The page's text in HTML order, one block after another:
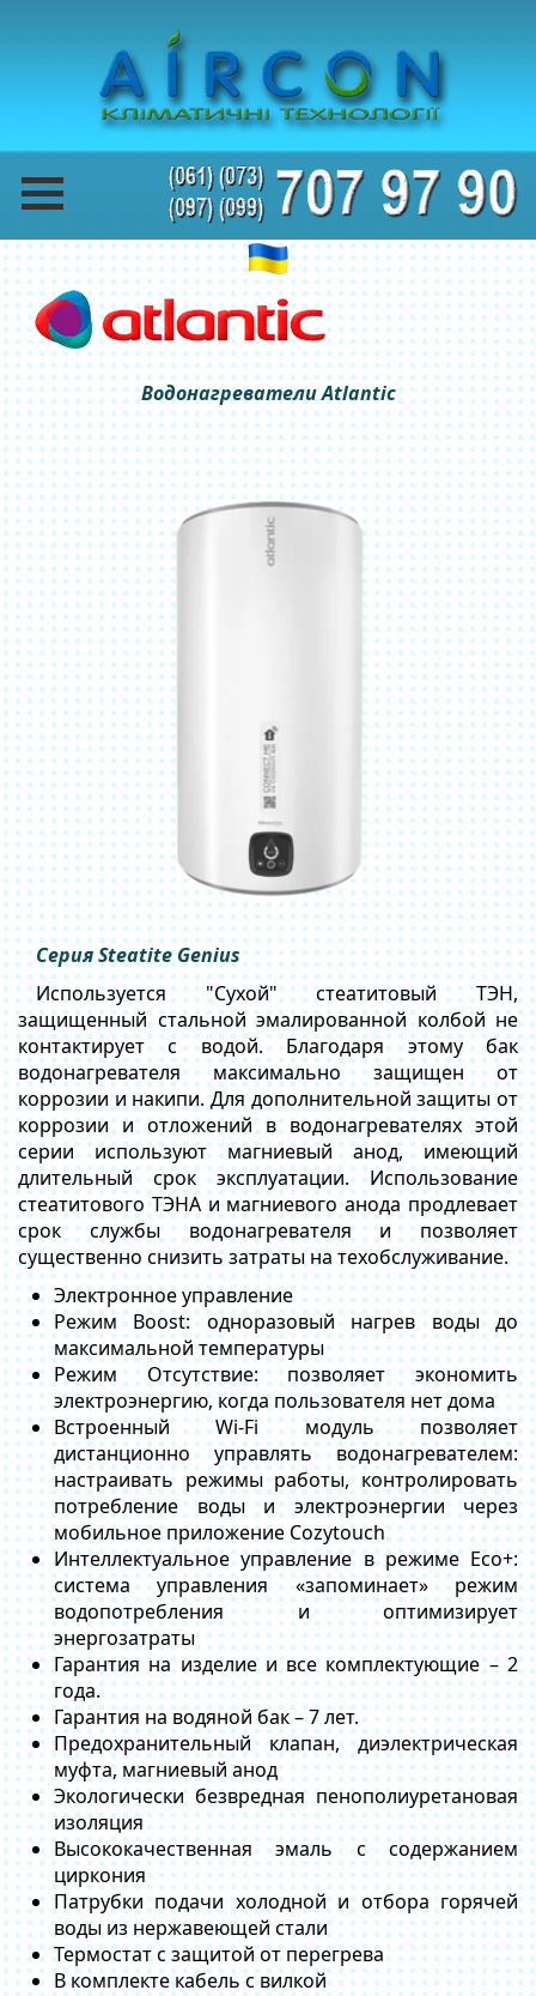
Водонагреватели Atlantic
Серия Steatite Genius
Используется "Сухой" стеатитовый ТЭН,
защищенный стальной эмалированной колбой не
контактирует с водой. Благодаря этому бак
водонагревателя максимально защищен от
коррозии и накипи. Для дополнительной защиты от
коррозии и отложений в водонагревателях этой
серии используют магниевый анод, имеющий
длительный срок эксплуатации. Использование
стеатитового ТЭНА и магниевого анода продлевает
срок службы водонагревателя и позволяет
существенно снизить затраты на техобслуживание.
Электронное управление
Режим Boost: одноразовый нагрев воды до
максимальной температуры
Режим Отсутствие: позволяет экономить
электроэнергию, когда пользователя нет дома
Встроенный Wi-Fi модуль позволяет
дистанционно управлять водонагревателем:
настраивать режимы работы, контролировать
потребление воды и электроэнергии через
мобильное приложение Cozytouch
Интеллектуальное управление в режиме Eco+:
система управления «запоминает» режим
водопотребления и оптимизирует
энергозатраты
Гарантия на изделие и все комплектующие – 2
года.
Гарантия на водяной бак – 7 лет.
Предохранительный клапан, диэлектрическая
муфта, магниевый анод
Экологически безвредная пенополиуретановая
изоляция
Высококачественная эмаль с содержанием
циркония
Патрубки подачи холодной и отбора горячей
воды из нержавеющей стали
Термостат с защитой от перегрева
В комплекте кабель с вилкой